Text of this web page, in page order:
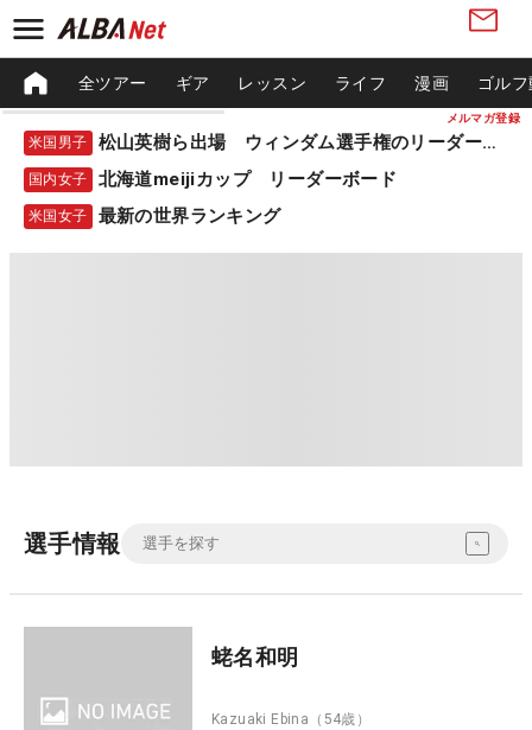
メルマガ登録
全ツアー ギア レッスン ライフ 漫画 ゴル
米国男子 松山英樹ら出場 ウィンダム選手権のリーダーボード
国内女子 北海道meijiカップ リーダーボード
米国女子 最新の世界ランキング
選手情報
蛯名和明
Kazuaki Ebina （54歳）